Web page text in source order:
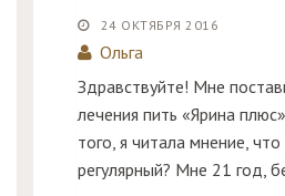
24 ОКТЯБРЯ 2016
Ольга
Здравствуйте! Мне
лечения пить «Ярина
того, я читала мнение,
регулярный? Мне 21 год,